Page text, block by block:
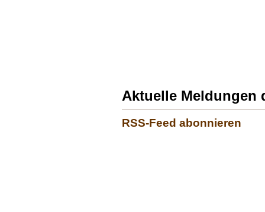
Aktuelle Meldungen
RSS-Feed abonnieren